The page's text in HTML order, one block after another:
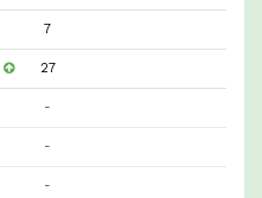
7
27
-
-
-